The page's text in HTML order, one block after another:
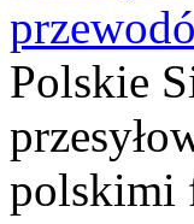
Polskie
polskimi